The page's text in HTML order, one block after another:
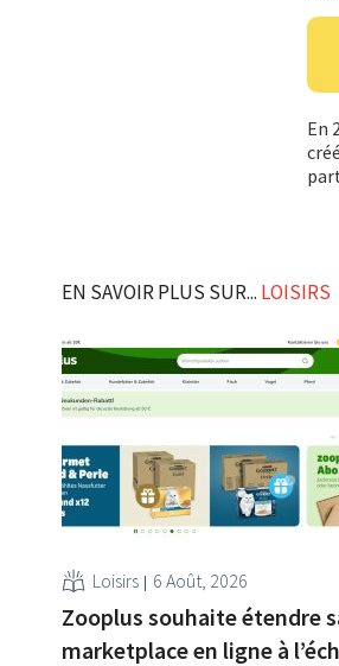
En
EN SAVOIR PLUS SUR... LOISIRS
Loisirs 6 Août, 2026
Zooplus souhaite étendre
marketplace en ligne à